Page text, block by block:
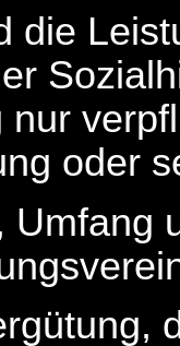
die
nur
oder
Umfang